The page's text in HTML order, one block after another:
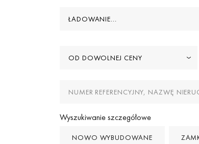
ŁADOWANIE...
OD DOWOLNEJ CENY
Wyszukiwanie szczegółowe
NOWO WYBUDOWANE